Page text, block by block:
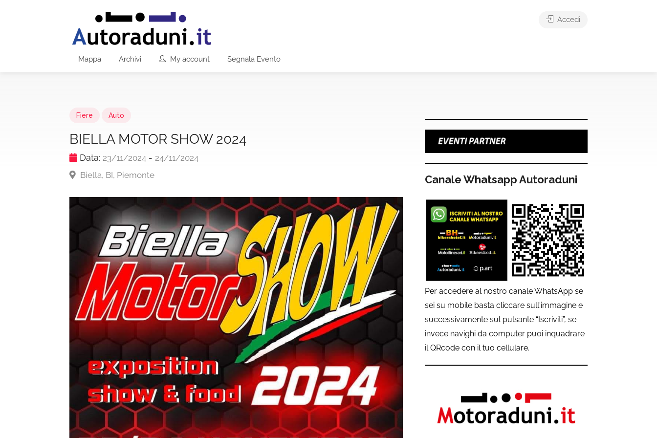
Mappa Archivi My account Segnala Evento
Accedi
Fiere Auto
BIELLA MOTOR SHOW 2024
Data: 23/11/2024 - 24/11/2024
Biella, BI, Piemonte
Canale Whatsapp Autoraduni
Per accedere al nostro canale WhatsApp se
sei su mobile basta cliccare sull'immagine e
successivamente sul pulsante “Iscriviti”, se
invece navighi da computer puoi inquadrare
il QRcode con il tuo cellulare.